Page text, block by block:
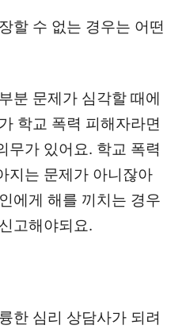
할 수 없는 경우는 어떤
분 문제가 심각할 때에
학교 폭력 피해자라면
무가 있어요. 학교 폭력
지는 문제가 아니잖아
에게 해를 끼치는 경우
고해야되요.
한 심리 상담사가 되려